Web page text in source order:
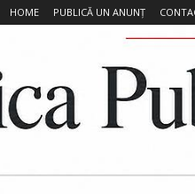
HOME PUBLICĂ UN ANUNȚ